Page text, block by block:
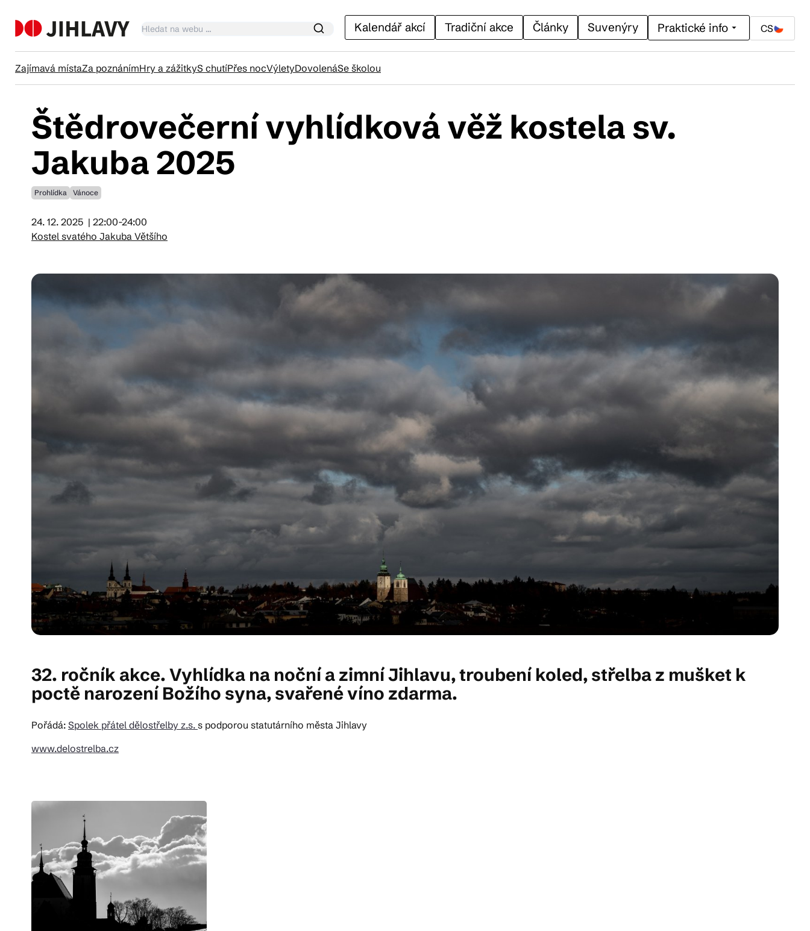
Kalendář akcí Tradiční akce Články Suvenýry Praktické info CS
Zajímavá místaZa poznánímHry a zážitkyS chutíPřes nocVýletyDovolenáSe školou
Kalendář akcí
EN
© 2026 Brána Jihlavy
Štědrovečerní vyhlídková věž kostela sv.
Jakuba 2025
Prohlídka Vánoce
24. 12. 2025 | 22:00-24:00
Kostel svatého Jakuba Většího
32. ročník akce. Vyhlídka na noční a zimní Jihlavu, troubení koled, střelba z mušket k
poctě narození Božího syna, svařené víno zdarma.
Pořádá: Spolek přátel dělostřelby z.s. s podporou statutárního města Jihlavy
www.delostrelba.cz